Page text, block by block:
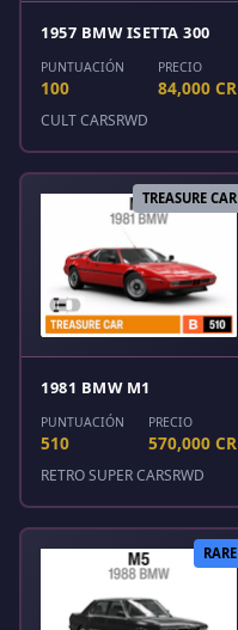
1957 BMW ISETTA 300
PUNTUACIÓN
100
PRECIO
84,000 CR
CULT CARSRWD
TREASURE CAR
1981 BMW M1
PUNTUACIÓN
510
PRECIO
570,000 CR
RETRO SUPER CARSRWD
RARE